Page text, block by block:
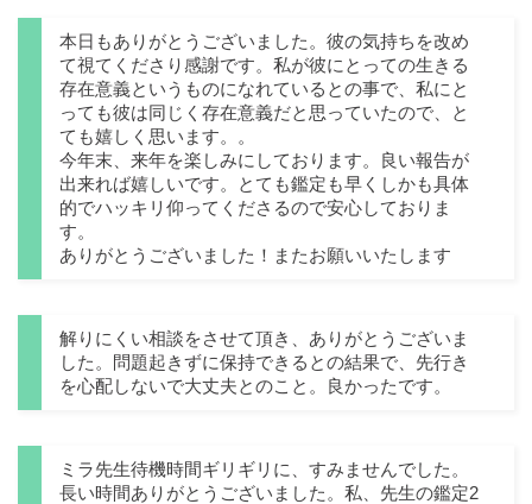
本日もありがとうございました。彼の気持ちを改め
て視てくださり感謝です。私が彼にとっての生きる
存在意義というものになれているとの事で、私にと
っても彼は同じく存在意義だと思っていたので、と
ても嬉しく思います。。
今年末、来年を楽しみにしております。良い報告が
出来れば嬉しいです。とても鑑定も早くしかも具体
的でハッキリ仰ってくださるので安心しておりま
す。
ありがとうございました！またお願いいたします
解りにくい相談をさせて頂き、ありがとうございま
した。問題起きずに保持できるとの結果で、先行き
を心配しないで大丈夫とのこと。良かったです。
ミラ先生待機時間ギリギリに、すみませんでした。
長い時間ありがとうございました。私、先生の鑑定2